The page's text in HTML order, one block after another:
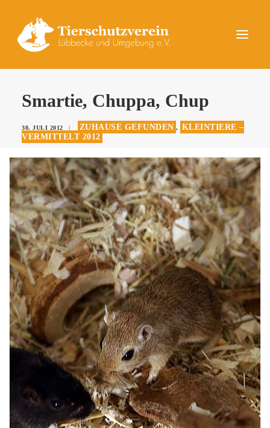
UNSERE TIERE
DAS TIERHEIM
KONTAKT
SPENDEN
Smartie, Chuppa, Chup
30. JULI 2012 | ZUHAUSE GEFUNDEN ,
KLEINTIERE –
VERMITTELT 2012